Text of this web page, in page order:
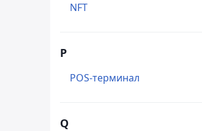
NFT
P
POS-терминал
Q